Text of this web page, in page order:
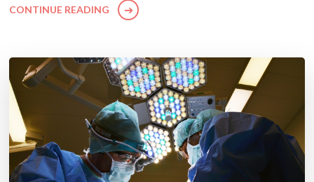
CONTINUE READING